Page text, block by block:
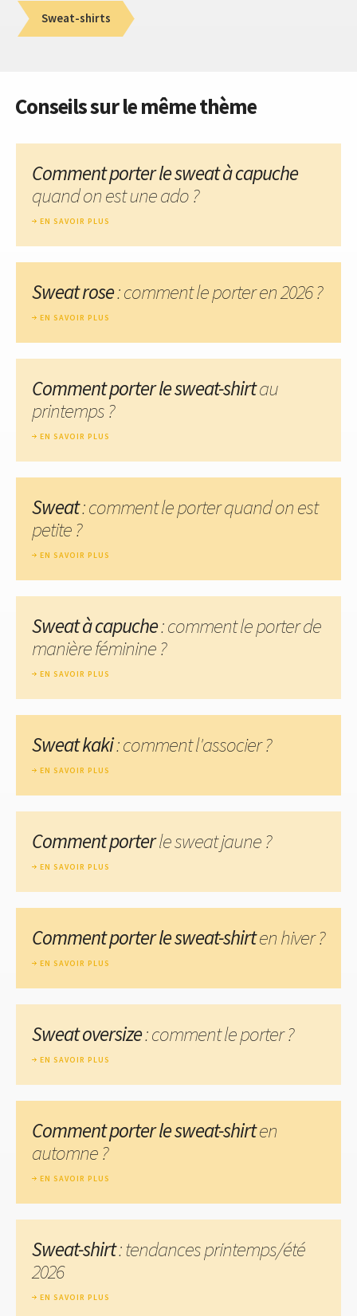
Sweat-shirts
Conseils sur le même thème
Comment porter le sweat à capuche
quand on est une ado ?
EN SAVOIR PLUS
Sweat rose: comment le porter en 2026 ?
EN SAVOIR PLUS
Comment porter le sweat-shirtau
printemps ?
EN SAVOIR PLUS
Sweat: comment le porter quand on est
petite ?
EN SAVOIR PLUS
Sweat à capuche: comment le porter de
manière féminine ?
EN SAVOIR PLUS
Sweat kaki: comment l'associer ?
EN SAVOIR PLUS
Comment porterle sweat jaune ?
EN SAVOIR PLUS
Comment porter le sweat-shirten hiver ?
EN SAVOIR PLUS
Sweat oversize: comment le porter ?
EN SAVOIR PLUS
Comment porter le sweat-shirten
automne ?
EN SAVOIR PLUS
Sweat-shirt: tendances printemps/été
2026
EN SAVOIR PLUS